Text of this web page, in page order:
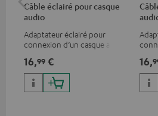
Câble éclairé pour casque
audio
Adaptateur éclairé pour
connexion d’un casque audio
audio disposant d’une
connexion jack 3,5-mm,
iPhone, iPad, iPod etc.,
certifié MFI 100% compatible
16,99 €
un
16,